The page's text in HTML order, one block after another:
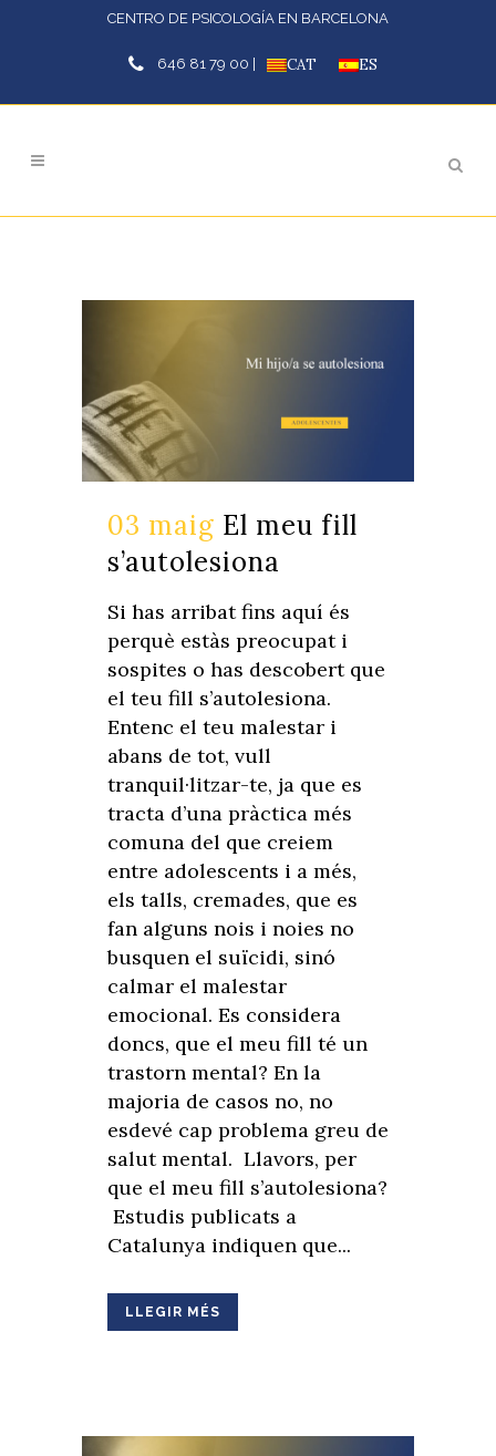
CENTRO DE PSICOLOGÍA EN BARCELONA
646 81 79 00 | CAT ES
03 maig El meu fill
s’autolesiona
Si has arribat fins aquí és
perquè estàs preocupat i
sospites o has descobert que
el teu fill s’autolesiona.
Entenc el teu malestar i
abans de tot, vull
tranquil·litzar-te, ja que es
tracta d’una pràctica més
comuna del que creiem
entre adolescents i a més,
els talls, cremades, que es
fan alguns nois i noies no
busquen el suïcidi, sinó
calmar el malestar
emocional. Es considera
doncs, que el meu fill té un
trastorn mental? En la
majoria de casos no, no
esdevé cap problema greu de
salut mental. Llavors, per
que el meu fill s’autolesiona?
Estudis publicats a
Catalunya indiquen que...
LLEGIR MÉS